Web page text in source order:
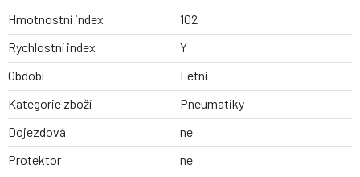
Hmotnostní index
102
Rychlostní index
Y
Období
Letní
Kategorie zboží
Pneumatiky
Dojezdová
ne
Protektor
ne